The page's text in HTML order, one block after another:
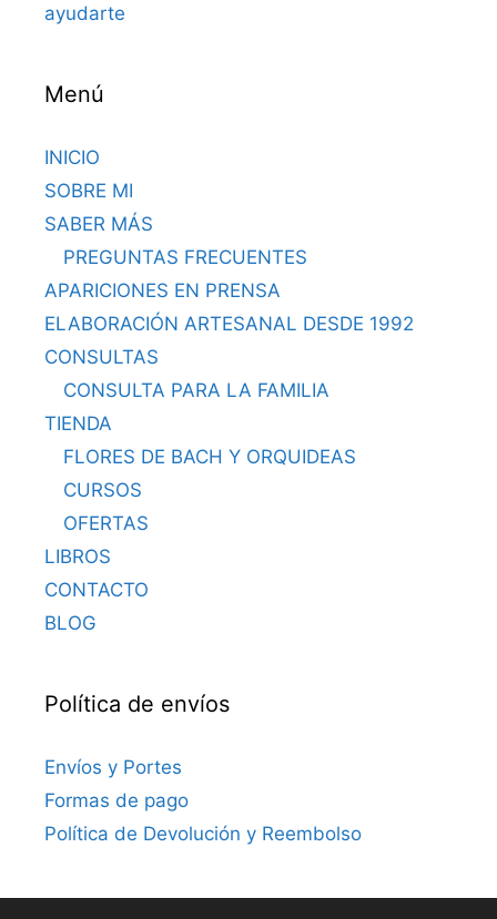
ayudarte
Menú
INICIO
SOBRE MI
SABER MÁS
PREGUNTAS FRECUENTES
APARICIONES EN PRENSA
ELABORACIÓN ARTESANAL DESDE 1992
CONSULTAS
CONSULTA PARA LA FAMILIA
TIENDA
FLORES DE BACH Y ORQUIDEAS
CURSOS
OFERTAS
LIBROS
CONTACTO
BLOG
Política de envíos
Envíos y Portes
Formas de pago
Política de Devolución y Reembolso